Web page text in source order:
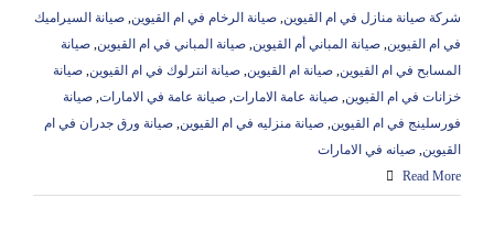
شركة صيانة منازل في ام القيوين, صيانة الرخام في ام القيوين, صيانة السيراميك
في ام القيوين, صيانة المباني أم القيوين, صيانة المباني في ام القيوين, صيانة
المسابح في ام القيوين, صيانة ام القيوين, صيانة انترلوك في ام القيوين, صيانة
خزانات في ام القيوين, صيانة عامة الامارات, صيانة عامة في الامارات, صيانة
فورسلينج في ام القيوين, صيانة منزليه في ام القيوين, صيانة ورق جدران في ام
القيوين, صيانه في الامارات
Read More